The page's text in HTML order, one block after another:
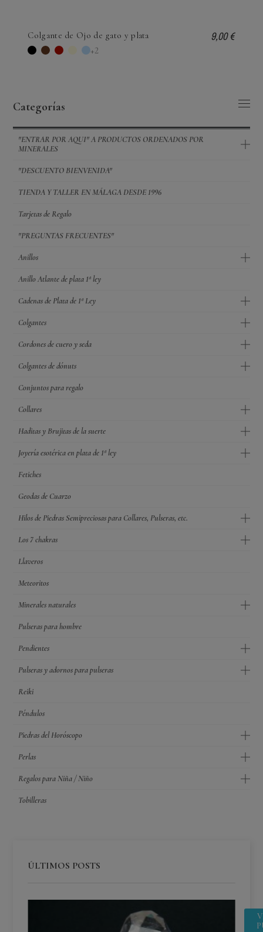
Categorías
"ENTRAR POR AQUI" A PRODUCTOS ORDENADOS POR
MINERALES
"DESCUENTO BIENVENIDA"
TIENDA Y TALLER EN MÁLAGA DESDE 1996
Tarjetas de Regalo
"PREGUNTAS FRECUENTES"
Anillos
Anillo Atlante de plata 1ª ley
Cadenas de Plata de 1ª Ley
Colgantes
Cordones de cuero y seda
Colgantes de dónuts
Conjuntos para regalo
Collares
Haditas y Brujitas de la suerte
Joyería esotérica en plata de 1ª ley
Fetiches
Geodas de Cuarzo
Hilos de Piedras Semipreciosas para Collares, Pulseras, etc.
Los 7 chakras
Llaveros
Meteoritos
Minerales naturales
Pulseras para hombre
Pendientes
Pulseras y adornos para pulseras
Reiki
Péndulos
Piedras del Horóscopo
Perlas
Regalos para Niña / Niño
Tobilleras
ÚLTIMOS POSTS
Colgante de Ojo de gato y plata 9,00 €
NegroMarrón
Rojo Amarillo
Azul claro
+2